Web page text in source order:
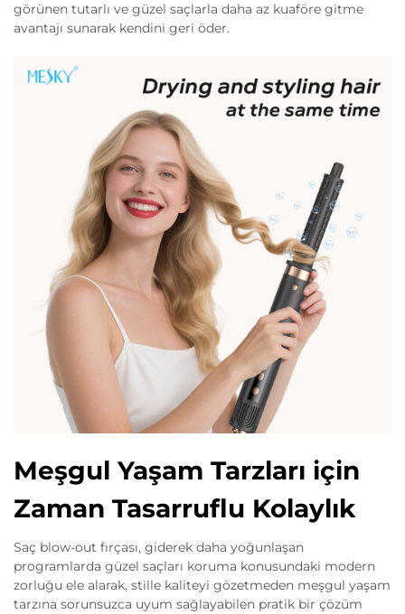
görünen tutarlı ve güzel saçlarla daha az kuaföre gitme
avantajı sunarak kendini geri öder.
Meşgul Yaşam Tarzları için
Zaman Tasarruflu Kolaylık
Saç blow-out fırçası, giderek daha yoğunlaşan
programlarda güzel saçları koruma konusundaki modern
zorluğu ele alarak, stille kaliteyi gözetmeden meşgul yaşam
tarzına sorunsuzca uyum sağlayabilen pratik bir çözüm